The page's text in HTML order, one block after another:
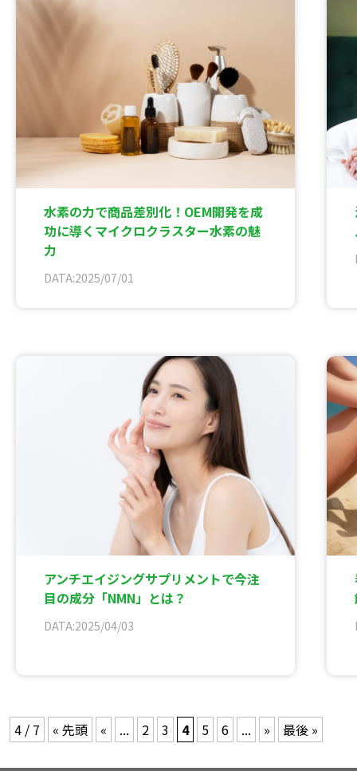
水素の力で商品差別化！OEM開発を成
功に導くマイクロクラスター水素の魅
力
DATA:2025/07/01
アンチエイジングサプリメントで今注
目の成分「NMN」とは？
DATA:2025/04/03
4 / 7 « 先頭 « ... 2 3 4 5 6 ... » 最後 »